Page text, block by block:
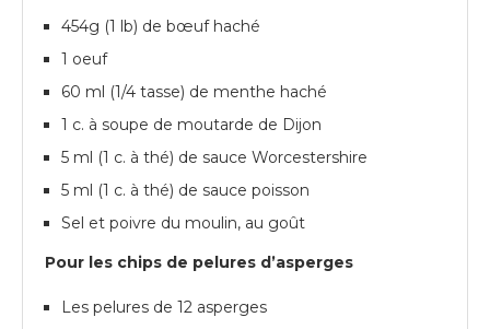
454g (1 lb) de bœuf haché
1 oeuf
60 ml (1/4 tasse) de menthe haché
1 c. à soupe de moutarde de Dijon
5 ml (1 c. à thé) de sauce Worcestershire
5 ml (1 c. à thé) de sauce poisson
Sel et poivre du moulin, au goût
Pour les chips de pelures d’asperges
Les pelures de 12 asperges